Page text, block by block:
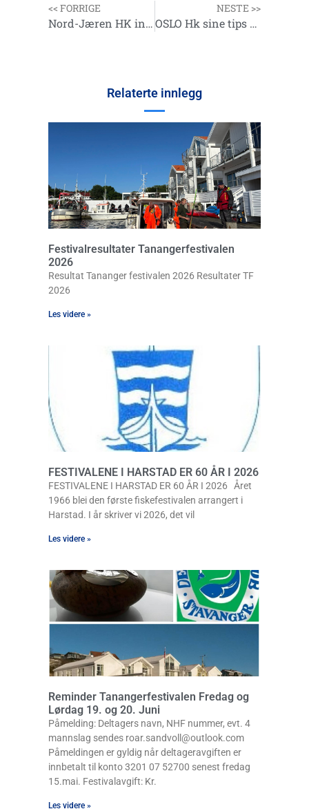
<< FORRIGE
Nord-Jæren HK informerer
NESTE >>
OSLO Hk sine tips til tackler for bruk i Holmestrand ::
Relaterte innlegg
Festivalresultater Tanangerfestivalen
2026
Resultat Tananger festivalen 2026 Resultater TF
2026
Les videre »
FESTIVALENE I HARSTAD ER 60 ÅR I 2026
FESTIVALENE I HARSTAD ER 60 ÅR I 2026 Året
1966 blei den første fiskefestivalen arrangert i
Harstad. I år skriver vi 2026, det vil
Les videre »
Reminder Tanangerfestivalen Fredag og
Lørdag 19. og 20. Juni
Påmelding: Deltagers navn, NHF nummer, evt. 4
mannslag sendes roar.sandvoll@outlook.com
Påmeldingen er gyldig når deltageravgiften er
innbetalt til konto 3201 07 52700 senest fredag
15.mai. Festivalavgift: Kr.
Les videre »